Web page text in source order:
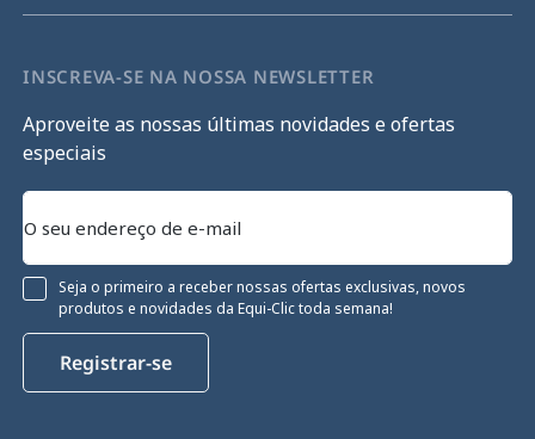
INSCREVA-SE NA NOSSA NEWSLETTER
Aproveite as nossas últimas novidades e ofertas
especiais
Seja o primeiro a receber nossas ofertas exclusivas, novos
produtos e novidades da Equi-Clic toda semana!
Registrar-se